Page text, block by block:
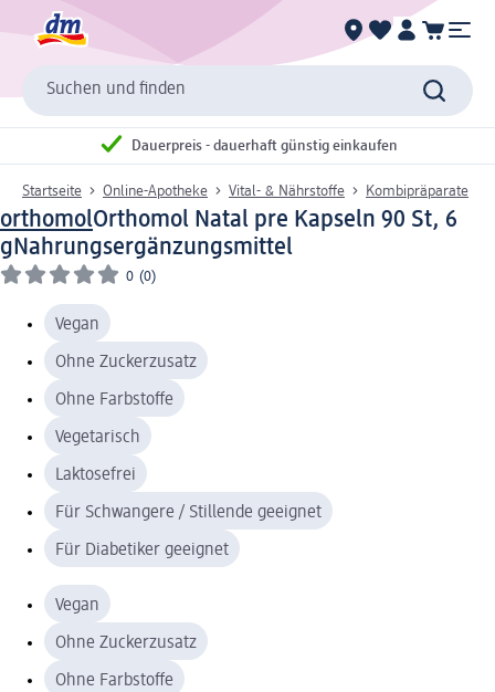
Suchen und finden
Dauerpreis - dauerhaft günstig einkaufen
Startseite Online-Apotheke Vital- & Nährstoffe Kombipräparate
orthomolOrthomol Natal pre Kapseln 90 St, 6
gNahrungsergänzungsmittel
0 (0)
Vegan
Ohne Zuckerzusatz
Ohne Farbstoffe
Vegetarisch
Laktosefrei
Für Schwangere / Stillende geeignet
Für Diabetiker geeignet
Vegan
Ohne Zuckerzusatz
Ohne Farbstoffe